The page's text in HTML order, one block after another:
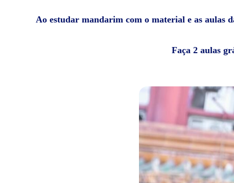
Ao estudar mandarim com o material e as aulas
Faça 2 aulas